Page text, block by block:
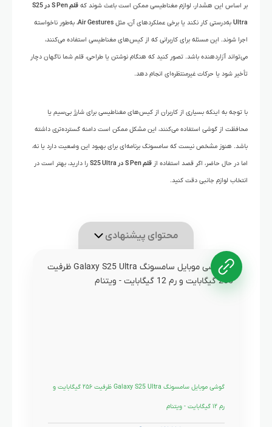
بر اساس این هشدار، لوازم مغناطیسی ممکن است باعث شوند که قلم S Pen در S25
Ultra به‌درستی کار نکند یا برخی عملکردهای آن، مثل Air Gestures، به‌طور ناخواسته
اجرا شوند. این مسئله برای کاربرانی که از کیس‌های مغناطیسی استفاده می‌کنند،
می‌تواند آزاردهنده باشد. تصور کنید که هنگام نوشتن یا طراحی، قلم شما ناگهان دچار
تأخیر شود یا حرکات غیرمنتظره‌ای انجام دهد.
با توجه به اینکه بسیاری از کاربران از کیس‌های مغناطیسی برای شارژ بی‌سیم یا
محافظت از گوشی استفاده می‌کنند، این مشکل ممکن است دامنه گسترده‌تری داشته
باشد. هنوز مشخص نیست که سامسونگ برنامه‌ای برای بهبود این وضعیت دارد یا نه،
اما در حال حاضر، اگر قصد استفاده از قلم S Pen در S25 Ultra را دارید، بهتر است در
انتخاب لوازم جانبی دقت کنید.
محتوای پیشنهادی
گوشی موبایل سامسونگ Galaxy S25 Ultra ظرفیت ۲۵۶ گیگابایت و
رم ۱۲ گیگابایت - ویتنام